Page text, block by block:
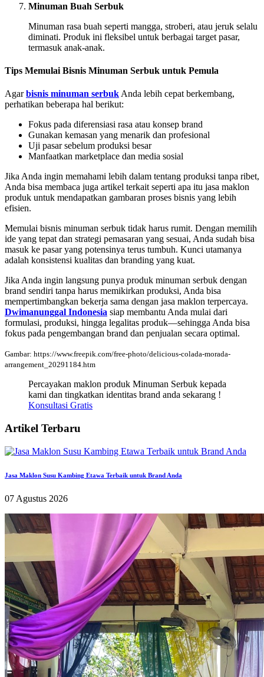
Minuman Buah Serbuk
Minuman rasa buah seperti mangga, stroberi, atau jeruk selalu
diminati. Produk ini fleksibel untuk berbagai target pasar,
termasuk anak-anak.
Tips Memulai Bisnis Minuman Serbuk untuk Pemula
Agarbisnis minuman serbuk Anda lebih cepat berkembang,
perhatikan beberapa hal berikut:
Fokus pada diferensiasi rasa atau konsep brand
Gunakan kemasan yang menarik dan profesional
Uji pasar sebelum produksi besar
Manfaatkan marketplace dan media sosial
Jika Anda ingin memahami lebih dalam tentang produksi tanpa ribet,
Anda bisa membaca juga artikel terkait seperti apa itu jasa maklon
produk untuk mendapatkan gambaran proses bisnis yang lebih
efisien.
Memulai bisnis minuman serbuk tidak harus rumit. Dengan memilih
ide yang tepat dan strategi pemasaran yang sesuai, Anda sudah bisa
masuk ke pasar yang potensinya terus tumbuh. Kunci utamanya
adalah konsistensi kualitas dan branding yang kuat.
Jika Anda ingin langsung punya produk minuman serbuk dengan
brand sendiri tanpa harus memikirkan produksi, Anda bisa
mempertimbangkan bekerja sama dengan jasa maklon terpercaya.
Dwimanunggal Indonesia siap membantu Anda mulai dari
formulasi, produksi, hingga legalitas produk—sehingga Anda bisa
fokus pada pengembangan brand dan penjualan secara optimal.
Gambar: https://www.freepik.com/free-photo/delicious-colada-morada-
arrangement_20291184.htm
Percayakan maklon produk Minuman Serbuk kepada
kami dan tingkatkan identitas brand anda sekarang !
Konsultasi Gratis
Artikel Terbaru
Jasa Maklon Susu Kambing Etawa Terbaik untuk Brand Anda
07 Agustus 2026